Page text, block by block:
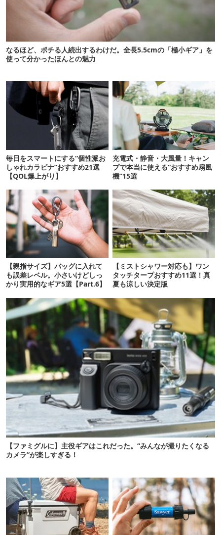
なるほど、ポチる人続出するわけだ。全長5.5cmの「極小ギア」を
使って分かったほんとの魅力
毎日をスマートにする“個性派お
しゃれカラビナ”おすすめ21選
【QOL爆上がり】
充電式・静音・大風量！キャン
プで本当に使える“おすすめ扇風
機”15選
【親指サイズ】バッグに入れて
も誤差レベル。小さいけどしっ
かり実用的なギア5選【Part.6】
【ミストシャワー対応も】ワン
タッチタープおすすめ11選！真
夏も涼しい決定版
【ファミグルに】主役ギアはこれだった。“みんなが撮りたくなる
カメラ”が楽しすぎる！